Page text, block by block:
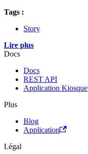
Tags :
Story
Lire plus
Docs
Docs
REST API
Application Kiosque
Plus
Blog
Application
Légal